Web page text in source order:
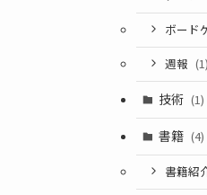
ボード
週報 (1)
技術 (1)
書籍 (4)
書籍紹